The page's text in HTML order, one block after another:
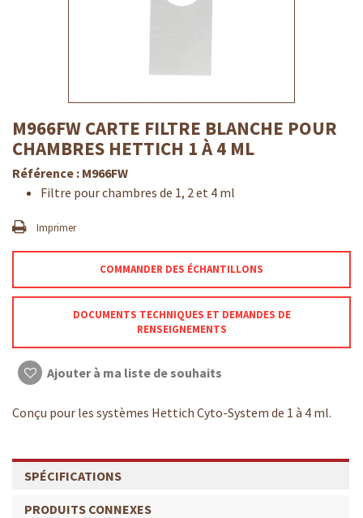
M966FW CARTE FILTRE BLANCHE POUR
CHAMBRES HETTICH 1 À 4 ML
Référence : M966FW
Filtre pour chambres de 1, 2 et 4 ml
Imprimer
COMMANDER DES ÉCHANTILLONS
DOCUMENTS TECHNIQUES ET DEMANDES DE
RENSEIGNEMENTS
Ajouter à ma liste de souhaits
Conçu pour les systèmes Hettich Cyto-System de 1 à 4 ml.
SPÉCIFICATIONS
PRODUITS CONNEXES